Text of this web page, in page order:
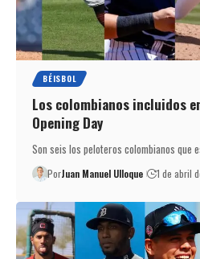
BÉISBOL
Los colombianos incluidos
Opening Day
Son seis los peloteros colombianos que
PorJuan Manuel Ulloque 1 de abril